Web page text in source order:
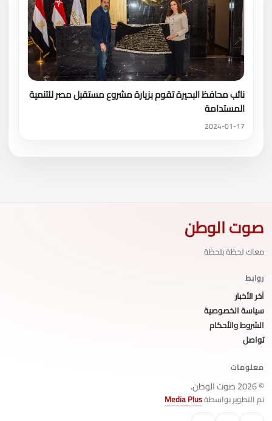
نائب محافظ البحيرة تقوم بزيارة مشروع مستقبل مصر للتنمية
المستدامة
2024-01-17
صوت الوطن
معاك لحظة بلحظة
روابط
آخر الأخبار
سياسة الخصوصية
الشروط والأحكام
تواصل
معلومات
© 2026 صوت الوطن.
تم التطوير بواسطةMedia Plus